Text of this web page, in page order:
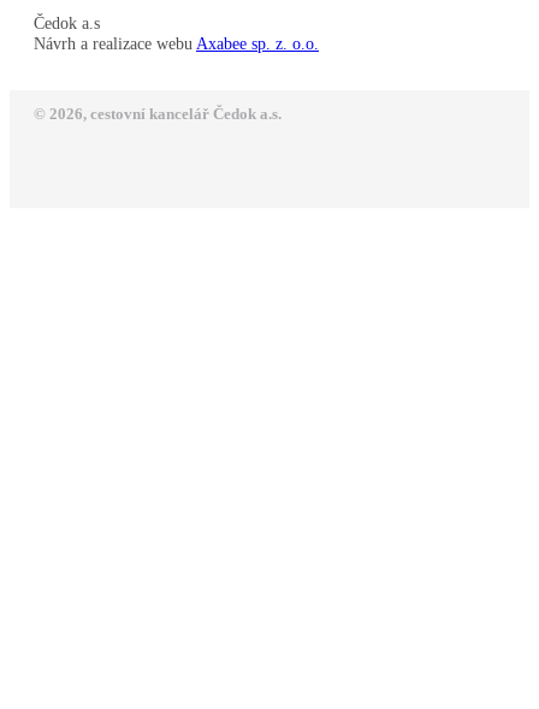
Čedok a.s
Návrh a realizace webu Axabee sp. z. o.o.
© 2026, cestovní kancelář Čedok a.s.